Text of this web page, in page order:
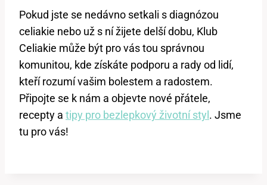
Pokud jste se nedávno setkali s diagnózou
celiakie nebo už s ní žijete delší dobu, Klub
Celiakie může být pro vás tou správnou
komunitou, kde získáte podporu a rady od lidí,
kteří rozumí vašim bolestem a radostem.
Připojte se k nám a objevte nové přátele,
recepty a tipy pro bezlepkový životní styl . Jsme
tu pro vás!